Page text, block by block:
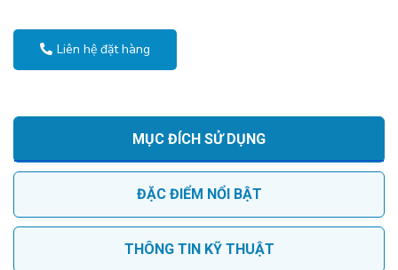
Liên hệ đặt hàng
MỤC ĐÍCH SỬ DỤNG
ĐẶC ĐIỂM NỔI BẬT
THÔNG TIN KỸ THUẬT